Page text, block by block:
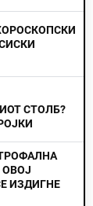
СТОЛБ?
ОВОЈ
ИЗДИГНЕ